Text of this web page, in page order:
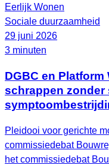
Eerlijk Wonen
Sociale duurzaamheid
29 juni 2026
3 minuten
DGBC en Platform
schrappen zonder
Pleidooi voor gerichte
commissiedebat
het commissiedebat